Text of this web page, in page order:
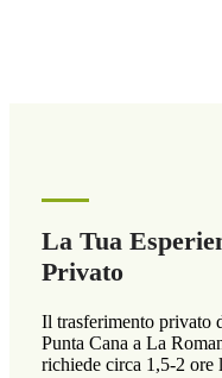
La Tua
Privato
Il trasferimento privato
Punta Cana a La
richiede circa 1,5-2 ore